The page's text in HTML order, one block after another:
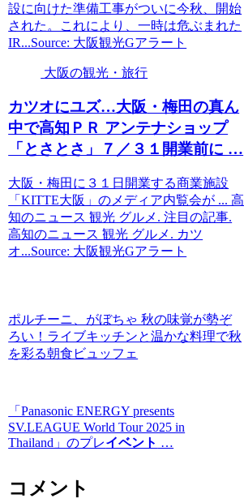
設に向けた準備工事がついに今秋、開始
された。これにより、一時は危ぶまれた
IR...Source: 大阪観光Gアラート
大阪の観光・旅行
カツオにユズ…大阪 ・梅田の真ん
中で高知ＰＲ アンテナショップ
「とさとさ」７／３１開業前に …
大阪・梅田に３１日開業する商業施設
「KITTE大阪」のメディア内覧会が ... 高
知のニュース 観光 グルメ. 注目の記事.
高知のニュース 観光 グルメ. カツ
オ...Source: 大阪観光Gアラート
ポルチーニ、がぼちゃ 秋の味覚が勢ぞ
ろい！ライブキッチンと温かな料理で秋
を彩る朝食ビュッフェ
「Panasonic ENERGY presents
SV.LEAGUE World Tour 2025 in
Thailand」のプレイベント …
コメント